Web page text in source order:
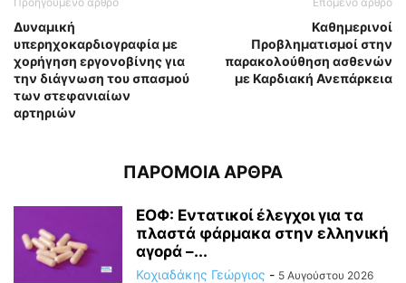
Δυναμική
υπερηχοκαρδιογραφία με
χορήγηση εργονοβίνης για
την διάγνωση του σπασμού
των στεφανιαίων
αρτηριών
Καθημερινοί
Προβληματισμοί στην
παρακολούθηση ασθενών
με Καρδιακή Ανεπάρκεια
ΠΑΡΟΜΟΙΑ ΑΡΘΡΑ
ΕΟΦ: Εντατικοί έλεγχοι για τα
πλαστά φάρμακα στην ελληνική
αγορά –...
Κοχιαδάκης Γεώργιος - 5 Αυγούστου 2026